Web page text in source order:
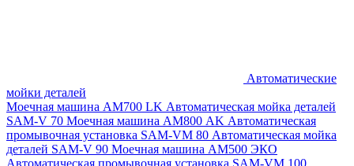
Автоматические
мойки деталей
Моечная машина AM700 LK Автоматическая мойка деталей
SAM-V 70 Моечная машина АМ800 AK Автоматическая
промывочная установка SAM-VM 80 Автоматическая мойка
деталей SAM-V 90 Моечная машина АМ500 ЭКО
Автоматическая промывочная установка SAM-VM 100